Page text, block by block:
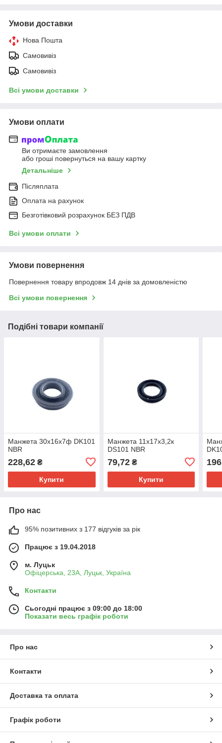
Умови доставки
Нова Пошта
Самовивіз
Самовивіз
Всі умови доставки
Умови оплати
Ви отримаєте замовлення
або гроші повернуться на вашу картку
Детальніше
Післяплата
Оплата на рахунок
Безготівковий розрахунок БЕЗ ПДВ
Всі умови оплати
Умови повернення
Повернення товару впродовж 14 днів за домовленістю
Всі умови повернення
Подібні товари компанії
Манжета 30х16х7ф DK101
NBR
228,62 ₴
Купити
Манжета 11х17х3,2к
DS101 NBR
79,72₴
Купити
Про нас
95% позитивних з 177 відгуків за рік
Працює з 19.04.2018
м. Луцьк
Офіцерська, 23А, Луцьк, Україна
Контакти
Сьогодні працює з 09:00 до 18:00
Показати весь графік роботи
Про нас
Контакти
Доставка та оплата
Графік роботи